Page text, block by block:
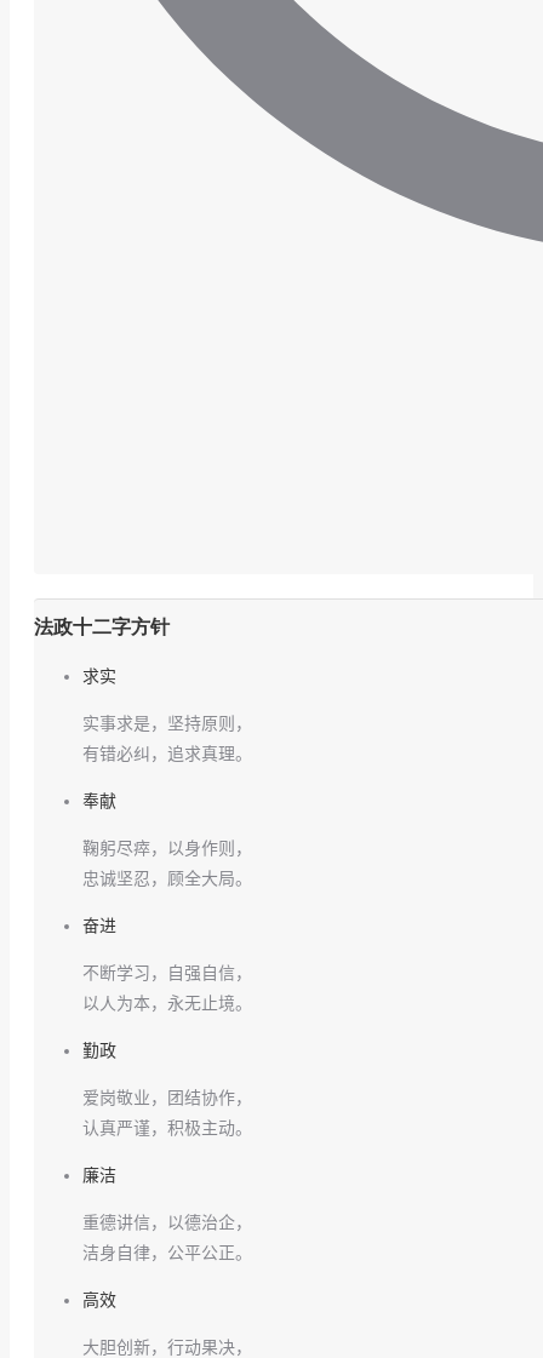
法政十二字方针
求实
实事求是，坚持原则，
有错必纠，追求真理。
奉献
鞠躬尽瘁，以身作则，
忠诚坚忍，顾全大局。
奋进
不断学习，自强自信，
以人为本，永无止境。
勤政
爱岗敬业，团结协作，
认真严谨，积极主动。
廉洁
重德讲信，以德治企，
洁身自律，公平公正。
高效
大胆创新，行动果决，